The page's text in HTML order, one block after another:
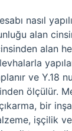
nasıl
alan
alan
ve Y.18
ölçülür.
bir
işçilik